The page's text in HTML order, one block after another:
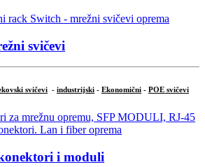
svičevi
svičevi - industrijski - Ekonomični - POE svičevi
i moduli